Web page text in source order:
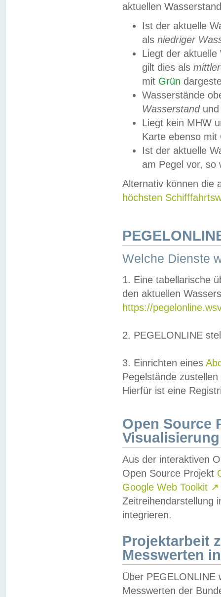
aktuellen
Ist der aktuelle
als niedriger
Liegt der
gilt dies als
mit Grün
Wasserstände
Wasserstandund
Liegt kein MHW
Karte ebenso mit
Ist der aktuelle
am Pegel vor,
Alternativ können die
höchsten
Welche Dienste
1. Eine tabellarische
den aktuellen
https://
2. PEGELONLINE
3. Einrichten eines
Pegelstände
Hierfür ist eine
Open Source
Visualisierung
Aus der interaktiven
Open Source Projekt
Google Web Toolkit ↗
Zeitreihendarstellung
integrieren.
Projektarbeit
Messwerten
Über PEGELONLINE
Messwerten der